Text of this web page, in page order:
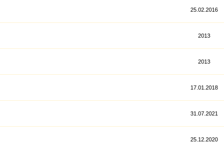
25.02.2016
2013
2013
17.01.2018
31.07.2021
25.12.2020